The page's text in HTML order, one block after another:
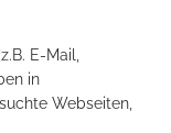
E-Mail,
in
Webseiten,